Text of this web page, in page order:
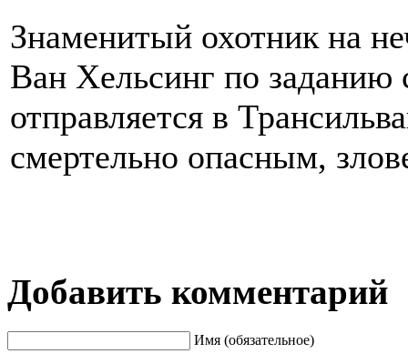
Знаменитый охотник на
Ван Хельсинг по заданию
отправляется в
смертельно опасным,
Добавить комментарий
Имя (обязательное)